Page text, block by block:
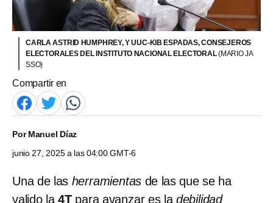
CARLA ASTRID HUMPHREY, Y UUC-KIB ESPADAS, CONSEJEROS
ELECTORALES DEL INSTITUTO NACIONAL ELECTORAL(MARIO JA
SSO)
Compartir en
PorManuel Díaz
junio 27, 2025 a las 04:00 GMT-6
Una de las herramientas de las que se ha
valido la4T para avanzar es la debilidad